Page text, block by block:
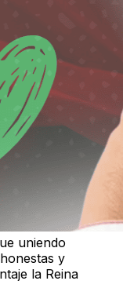
uniendo
y
la Reina